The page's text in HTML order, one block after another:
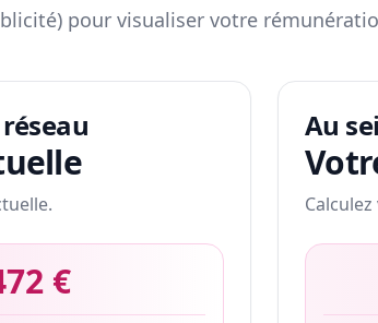
pour visualiser votre
€
Au